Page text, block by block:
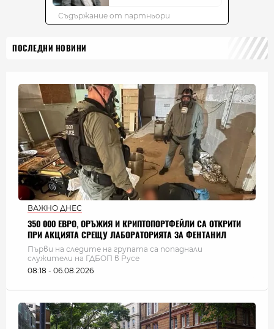
ПОСЛЕДНИ НОВИНИ
ВАЖНО ДНЕС
350 000 ЕВРО, ОРЪЖИЯ И КРИПТОПОРТФЕЙЛИ СА ОТКРИТИ
ПРИ АКЦИЯТА СРЕЩУ ЛАБОРАТОРИЯТА ЗА ФЕНТАНИЛ
Първи на следите на групата са попаднали
служители на ГДБОП в Русе
08:18 - 06.08.2026